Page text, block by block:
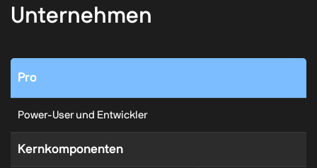
Unternehmen
Pro
Power‑User und Entwickler
Kernkomponenten